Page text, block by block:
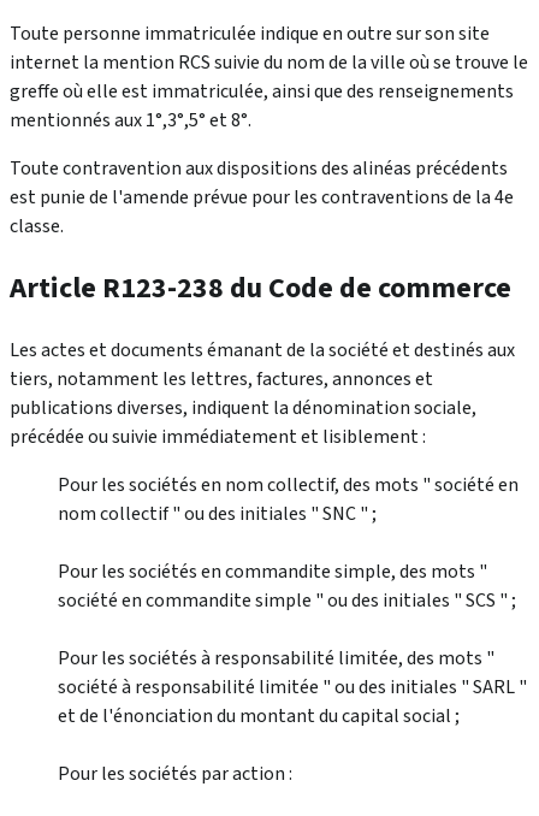
Toute personne immatriculée indique en outre sur son site
internet la mention RCS suivie du nom de la ville où se trouve le
greffe où elle est immatriculée, ainsi que des renseignements
mentionnés aux 1°,3°,5° et 8°.
Toute contravention aux dispositions des alinéas précédents
est punie de l'amende prévue pour les contraventions de la 4e
classe.
Article R123-238 du Code de commerce
Les actes et documents émanant de la société et destinés aux
tiers, notamment les lettres, factures, annonces et
publications diverses, indiquent la dénomination sociale,
précédée ou suivie immédiatement et lisiblement :
Pour les sociétés en nom collectif, des mots " société en
nom collectif " ou des initiales " SNC " ;
Pour les sociétés en commandite simple, des mots "
société en commandite simple " ou des initiales " SCS " ;
Pour les sociétés à responsabilité limitée, des mots "
société à responsabilité limitée " ou des initiales " SARL "
et de l'énonciation du montant du capital social ;
Pour les sociétés par action :